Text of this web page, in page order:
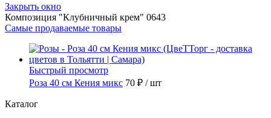
Закрыть окно
Композиция "Клубничный крем" 0643
Самые продаваемые товары
Быстрый просмотр
Роза 40 см Кения микс 70 ₽ / шт
Каталог